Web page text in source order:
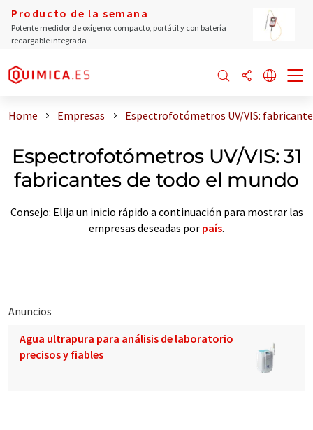
Producto de la semana
Potente medidor de oxígeno: compacto, portátil y con batería
recargable integrada
Home Empresas Espectrofotómetros UV/VIS:
Espectrofotómetros UV/VIS: 31
fabricantes de todo el mundo
Consejo: Elija un inicio rápido a continuación para mostrar las
empresas deseadas por país.
Anuncios
Agua ultrapura para análisis de laboratorio
precisos y fiables